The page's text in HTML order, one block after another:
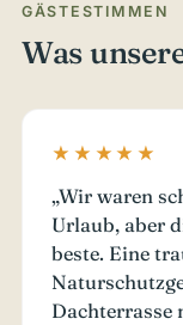
GÄSTESTIMMEN
Was
★★★★★
„Wir waren
Urlaub, aber
beste. Eine
Dachterrasse